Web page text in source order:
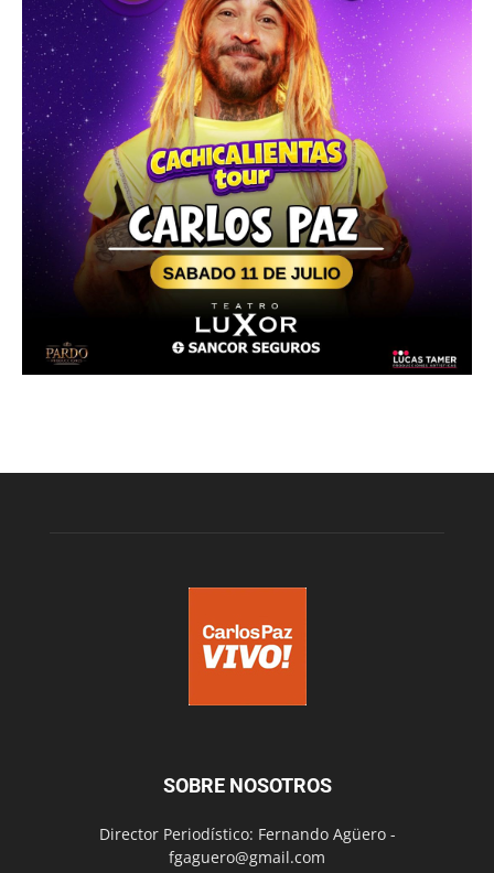
SOBRE NOSOTROS
Director Periodístico: Fernando Agüero -
fgaguero@gmail.com